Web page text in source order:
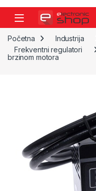
Skip to navigation
Skip to content
Početna Industrija
Frekventni regulatori
brzinom motora